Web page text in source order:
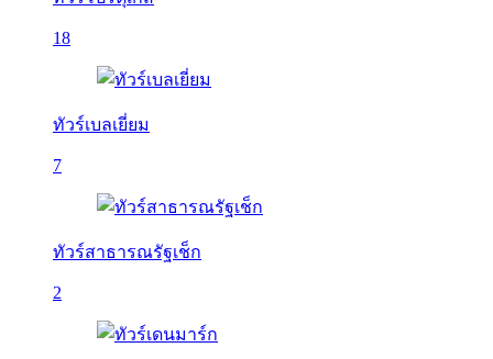
18
ทัวร์เบลเยี่ยม
7
ทัวร์สาธารณรัฐเช็ก
2